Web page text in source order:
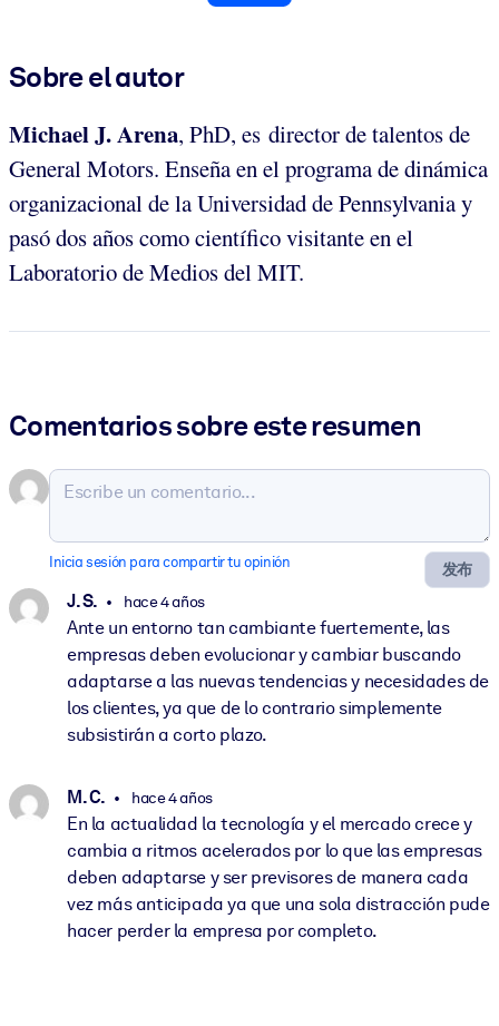
Sobre el autor
Michael J. Arena, PhD, es director de talentos de
General Motors. Enseña en el programa de dinámica
organizacional de la Universidad de Pennsylvania y
pasó dos años como científico visitante en el
Laboratorio de Medios del MIT.
Comentarios sobre este resumen
发布
Inicia sesión para compartir tu opinión
J. S. hace 4 años
Ante un entorno tan cambiante fuertemente, las
empresas deben evolucionar y cambiar buscando
adaptarse a las nuevas tendencias y necesidades de
los clientes, ya que de lo contrario simplemente
subsistirán a corto plazo.
M. C. hace 4 años
En la actualidad la tecnología y el mercado crece y
cambia a ritmos acelerados por lo que las empresas
deben adaptarse y ser previsores de manera cada
vez más anticipada ya que una sola distracción pude
hacer perder la empresa por completo.